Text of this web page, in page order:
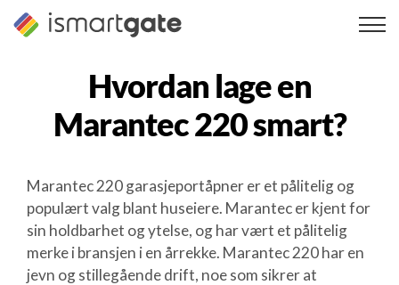
Hopp
Hvordan lage en
Marantec 220smart?
Marantec 220 garasjeportåpner er et pålitelig og
populært valg blant huseiere. Marantec er kjent for
sin holdbarhet og ytelse, og har vært et pålitelig
merke i bransjen i en årrekke. Marantec 220 har en
jevn og stillegående drift, noe som sikrer at